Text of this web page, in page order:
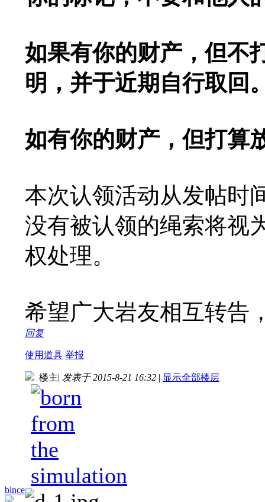
如果有你的财产，但不
明，并于近期自行取回
如有你的财产，但打算
本次认领活动从发帖时
没有被认领的绳索将视
权处理。
希望广大岩友相互转告
回复
使用道具 举报
bince
楼主| 发表于 2015-8-21 16:32 | 显示全部楼层